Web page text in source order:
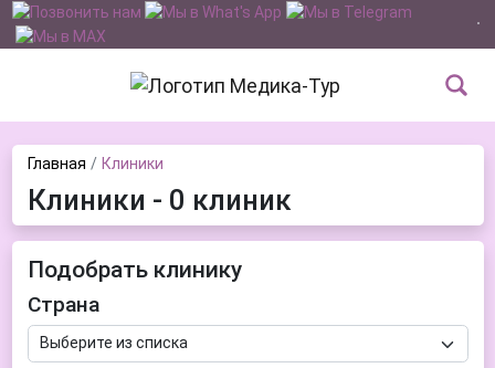
Главная Клиники
Клиники - 0 клиник
Подобрать клинику
Страна